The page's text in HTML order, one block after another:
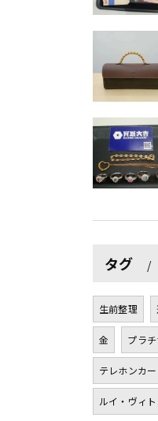
タグ
生前整理
金 プラ
テレホンカー
ルイ・ヴィト